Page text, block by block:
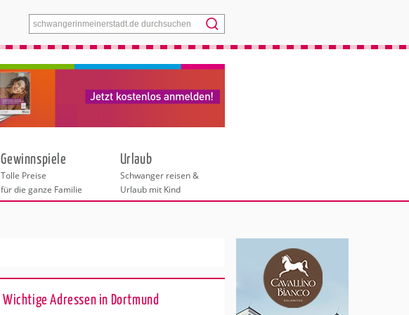
Menü
Gewinnspiele
Tolle Preise
für die ganze Familie
Urlaub
Schwanger reisen &
Urlaub mit Kind
Wichtige Adressen in Dortmund